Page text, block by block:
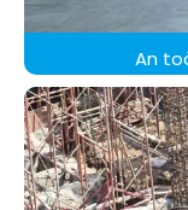
An